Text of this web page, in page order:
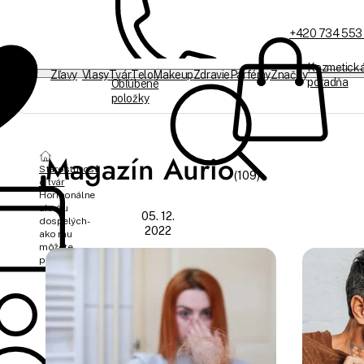
+420 734
Obľúbené
položky
Zľavy VlasyTvárTeloMakeupZdravieParfémyZnačky
poradňa
Starostlivosť
o tvár
Hormonálne
akné u
dospelých -
ako mu
môžete
predchádzať?
05. 12.
2022
Marko
Magazín Aurio(109)